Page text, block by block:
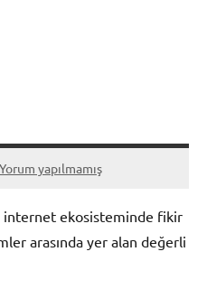
Yorum yapılmamış
internet ekosisteminde fikir
arasında yer alan değerli